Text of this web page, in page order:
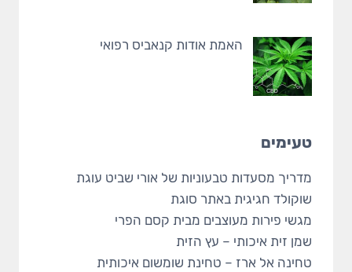
האמת אודות קנאביס רפואי
טעימים
מדריך מסעדות טבעוניות של אורי שביט עוגת
שוקולד חגיגית באתר סוגת
מגשי פירות מעוצבים מבית קסם הפרי
שמן זית איכותי – עץ הזית
טחינה אל ארז – טחינת שומשום איכותית